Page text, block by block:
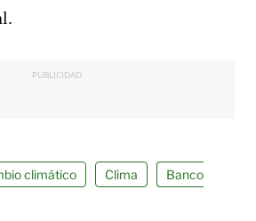
PUBLICIDAD
climático Clima
Banco